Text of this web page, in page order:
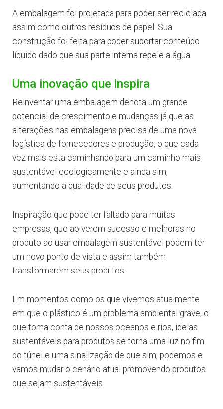
A embalagem foi projetada para poder ser reciclada
assim como outros resíduos de papel. Sua
construção foi feita para poder suportar conteúdo
líquido dado que sua parte interna repele a água.
Uma inovação que inspira
Reinventar uma embalagem denota um grande
potencial de crescimento e mudanças já que as
alterações nas embalagens precisa de uma nova
logística de fornecedores e produção, o que cada
vez mais esta caminhando para um caminho mais
sustentável ecologicamente e ainda sim,
aumentando a qualidade de seus produtos.
Inspiração que pode ter faltado para muitas
empresas, que ao verem sucesso e melhoras no
produto ao usar embalagem sustentável podem ter
um novo ponto de vista e assim também
transformarem seus produtos.
Em momentos como os que vivemos atualmente
em que o plástico é um problema ambiental grave, o
que toma conta de nossos oceanos e rios, ideias
sustentáveis para produtos se torna uma luz no fim
do túnel e uma sinalização de que sim, podemos e
vamos mudar o cenário atual promovendo produtos
que sejam sustentáveis.